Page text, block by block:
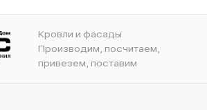
Кровли и фасады
Производим, посчитаем,
привезем, поставим